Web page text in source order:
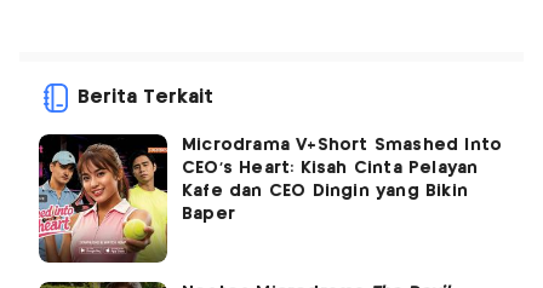
Berita Terkait
Microdrama V+Short Smashed Into
CEO's Heart: Kisah Cinta Pelayan
Kafe dan CEO Dingin yang Bikin
Baper